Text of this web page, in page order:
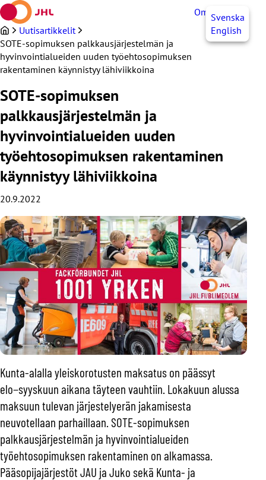
Siirry
sisältöön
OmaJHLSvenska
English
Uutisartikkelit
SOTE-sopimuksen palkkausjärjestelmän ja
hyvinvointialueiden uuden työehtosopimuksen
rakentaminen käynnistyy lähiviikkoina
SOTE-sopimuksen
palkkausjärjestelmän ja
hyvinvointialueiden uuden
työehtosopimuksen rakentaminen
käynnistyy lähiviikkoina
20.9.2022
Kunta-alalla yleiskorotusten maksatus on päässyt
elo−syyskuun aikana täyteen vauhtiin. Lokakuun alussa
maksuun tulevan järjestelyerän jakamisesta
neuvotellaan parhaillaan. SOTE-sopimuksen
palkkausjärjestelmän ja hyvinvointialueiden
työehtosopimuksen rakentaminen on alkamassa.
Pääsopijajärjestöt JAU ja Juko sekä Kunta- ja